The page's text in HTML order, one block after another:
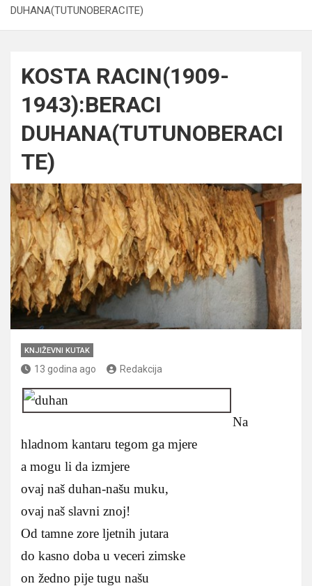
DUHANA(TUTUNOBERACITE)
KOSTA RACIN(1909-
1943):BERACI
DUHANA(TUTUNOBERACI
TE)
KNJIŽEVNI KUTAK
13 godina ago Redakcija
Na
hladnom kantaru tegom ga mjere
a mogu li da izmjere
ovaj naš duhan-našu muku,
ovaj naš slavni znoj!
Od tamne zore ljetnih jutara
do kasno doba u veceri zimske
on žedno pije tugu našu